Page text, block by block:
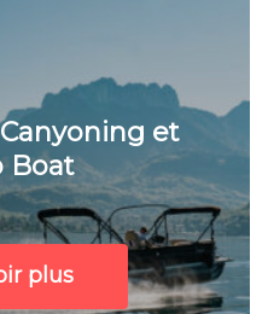
et
Boat
plus